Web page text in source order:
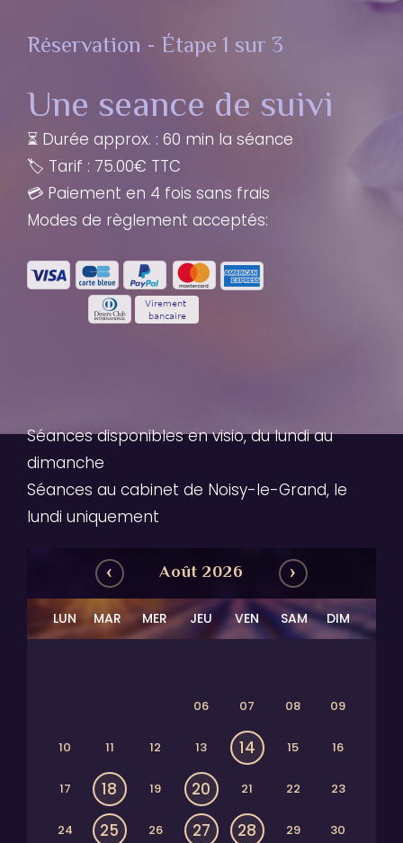
Réservation - Étape 1 sur 3
Une seance de suivi
⏳ Durée approx. : 60 min la séance
🏷️ Tarif : 75.00€ TTC
💳 Paiement en 4 fois sans frais
Modes de règlement acceptés:
Séances disponibles en visio, du lundi au
dimanche
Séances au cabinet de Noisy-le-Grand, le
lundi uniquement
‹ Août 2026 ›
LUN MAR MER JEU VEN SAM DIM
06 07 08 09
10 11 12 13 14 15 16
17 18 19 20 21 22 23
24 25 26 27 28 29 30